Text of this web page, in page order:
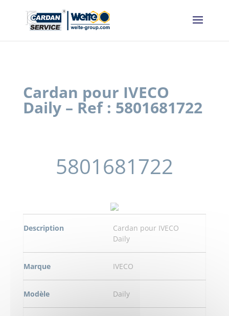
Cardan pour IVECO
Daily – Ref : 5801681722
5801681722
Description
Cardan pour IVECO
Daily
Marque IVECO
Modèle Daily